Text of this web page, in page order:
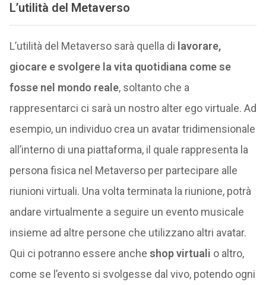
L’utilità del Metaverso
L’utilità del Metaverso sarà quella di lavorare,
giocare e svolgere la vita quotidiana come se
fosse nel mondo reale, soltanto che a
rappresentarci ci sarà un nostro alter ego virtuale. Ad
esempio, un individuo crea un avatar tridimensionale
all’interno di una piattaforma, il quale rappresenta la
persona fisica nel Metaverso per partecipare alle
riunioni virtuali. Una volta terminata la riunione, potrà
andare virtualmente a seguire un evento musicale
insieme ad altre persone che utilizzano altri avatar.
Qui ci potranno essere anche shop virtuali o altro,
come se l’evento si svolgesse dal vivo, potendo ogni